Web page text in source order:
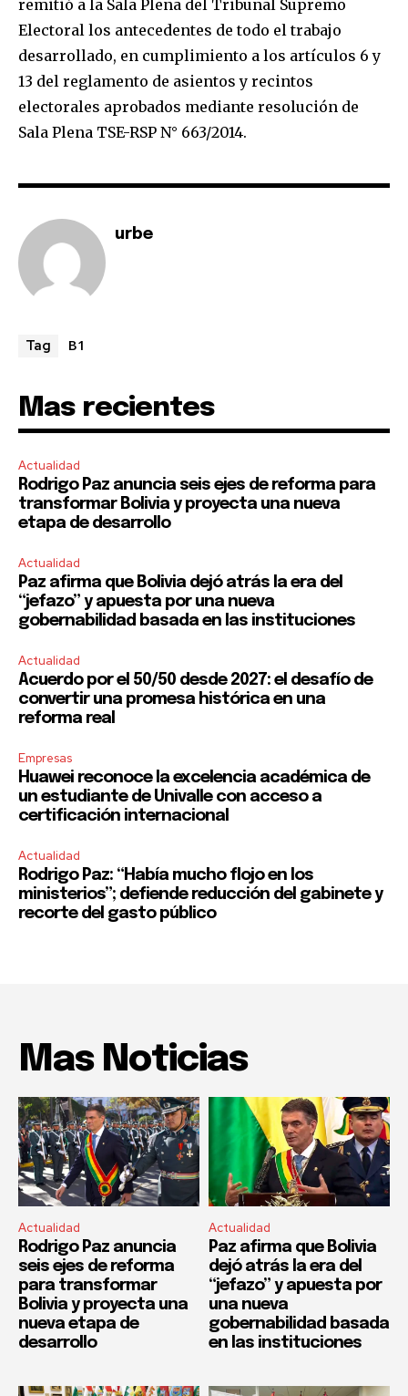
remitió a la Sala Plena del Tribunal Supremo
Electoral los antecedentes de todo el trabajo
desarrollado, en cumplimiento a los artículos 6 y
13 del reglamento de asientos y recintos
electorales aprobados mediante resolución de
Sala Plena TSE-RSP N° 663/2014.
urbe
Tag B1
Mas recientes
Actualidad
Rodrigo Paz anuncia seis ejes de reforma para
transformar Bolivia y proyecta una nueva
etapa de desarrollo
Actualidad
Paz afirma que Bolivia dejó atrás la era del
“jefazo” y apuesta por una nueva
gobernabilidad basada en las instituciones
Actualidad
Acuerdo por el 50/50 desde 2027: el desafío de
convertir una promesa histórica en una
reforma real
Empresas
Huawei reconoce la excelencia académica de
un estudiante de Univalle con acceso a
certificación internacional
Actualidad
Rodrigo Paz: “Había mucho flojo en los
ministerios”; defiende reducción del gabinete y
recorte del gasto público
Mas Noticias
Actualidad
Rodrigo Paz anuncia
seis ejes de reforma
para transformar
Bolivia y proyecta una
nueva etapa de
desarrollo
Actualidad
Paz afirma que Bolivia
dejó atrás la era del
“jefazo” y apuesta por
una nueva
gobernabilidad basada
en las instituciones